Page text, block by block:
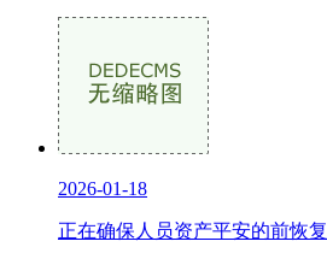
2026-01-18
正在确保人员资产平安的前恢复